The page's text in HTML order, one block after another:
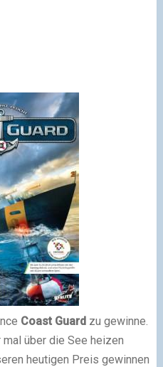
Coast Guardzu gewinne.
über die See heizen
heutigen Preis gewinnen